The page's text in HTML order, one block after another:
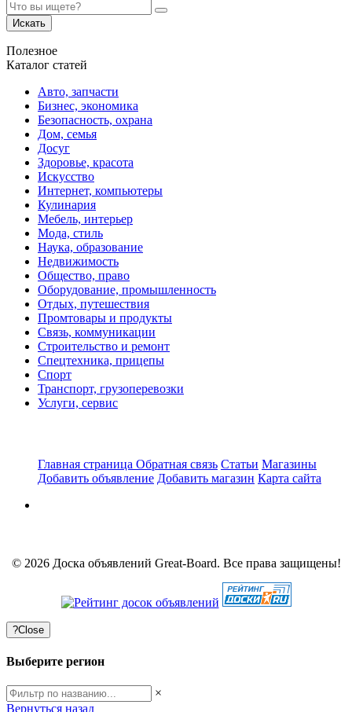
Искать
Полезное
Каталог статей
Авто, запчасти
Бизнес, экономика
Безопасность, охрана
Дом, семья
Досуг
Здоровье, красота
Искусство
Интернет, компьютеры
Кулинария
Мебель, интерьер
Мода, стиль
Наука, образование
Недвижимость
Общество, право
Оборудование, промышленность
Отдых, путешествия
Промтовары и продукты
Связь, коммуникации
Строительство и ремонт
Спецтехника, прицепы
Спорт
Транспорт, грузоперевозки
Услуги, сервис
Главная страница Обратная связь Статьи Магазины
Добавить объявление Добавить магазин Карта сайта
© 2026 Доска объявлений Great-Board. Все права защищены!
?Close
Выберите регион
×
Вернуться назад